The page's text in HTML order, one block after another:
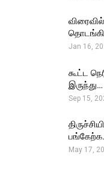
Jan 16,
கூட்ட
இருந்து…
Sep 15,
May 17,